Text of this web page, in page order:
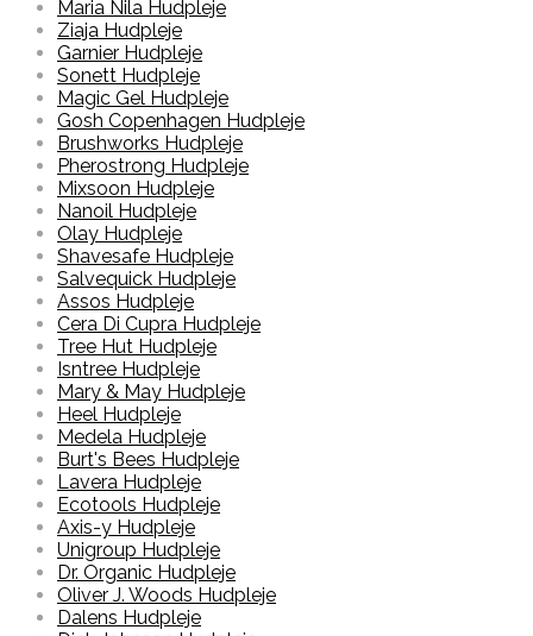
Maria Nila Hudpleje
Ziaja Hudpleje
Garnier Hudpleje
Sonett Hudpleje
Magic Gel Hudpleje
Gosh Copenhagen Hudpleje
Brushworks Hudpleje
Pherostrong Hudpleje
Mixsoon Hudpleje
Nanoil Hudpleje
Olay Hudpleje
Shavesafe Hudpleje
Salvequick Hudpleje
Assos Hudpleje
Cera Di Cupra Hudpleje
Tree Hut Hudpleje
Isntree Hudpleje
Mary & May Hudpleje
Heel Hudpleje
Medela Hudpleje
Burt's Bees Hudpleje
Lavera Hudpleje
Ecotools Hudpleje
Axis-y Hudpleje
Unigroup Hudpleje
Dr. Organic Hudpleje
Oliver J. Woods Hudpleje
Dalens Hudpleje